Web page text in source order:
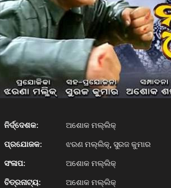
ନିର୍ଦ୍ଦେଶକ:
ଅଶୋକ ମଲ୍ଲିକ୍
ପ୍ରଯୋଜକ:
ଝରଣ ମଲ୍ଲିକ୍, ସୁରଜ କୁମାର
ସଂଳାପ:
ଅଶୋକ ମଲ୍ଲିକ୍
ଚିତ୍ରନାଟ୍ୟ:
ଅଶୋକ ମଲ୍ଲିକ୍